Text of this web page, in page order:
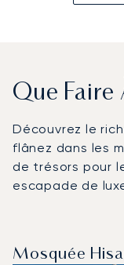
Que Faire
Découvrez le
flânez dans les
de trésors pour
escapade de
Mosquée